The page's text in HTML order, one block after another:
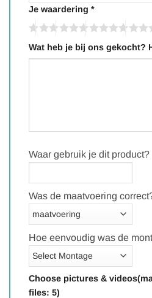
Je waardering *
Wat heb je bij ons gekocht?
Waar gebruik je dit product?
Was de maatvoering
Hoe eenvoudig was de
Choose pictures &
files: 5)